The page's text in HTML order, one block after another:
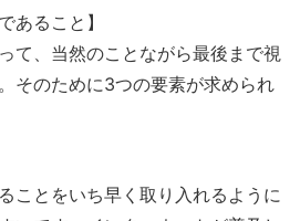
あること】
て、当然のことながら最後まで視
そのために3つの要素が求められ
ことをいち早く取り入れるように